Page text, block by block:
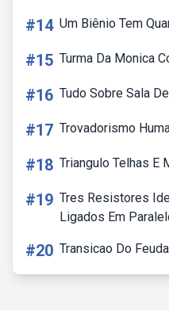
#14 Um Biênio Tem
#15 Turma Da Monica
#16 Tudo Sobre Sala
#17 Trovadorismo
#18 Triangulo Telhas E
#19 Tres Resistores
Ligados Em
#20 Transicao Do